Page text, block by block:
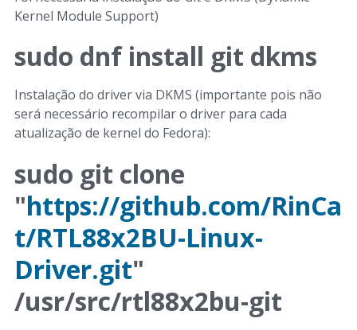
Kernel Module Support)
sudo dnf install git dkms
Instalação do driver via DKMS (importante pois não
será necessário recompilar o driver para cada
atualização de kernel do Fedora):
sudo git clone
"https://github.com/RinCa
t/RTL88x2BU-Linux-
Driver.git"
/usr/src/rtl88x2bu-git